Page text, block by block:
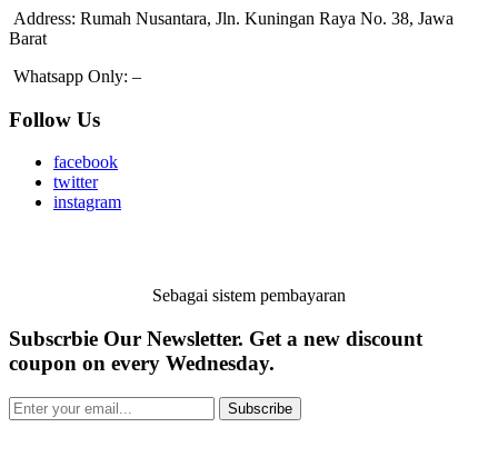
Address: Rumah Nusantara, Jln. Kuningan Raya No. 38, Jawa
Barat
Whatsapp Only: –
Follow Us
facebook
twitter
instagram
Sebagai sistem pembayaran
Subscrbie Our Newsletter. Get a new discount
coupon on every Wednesday.
Subscribe